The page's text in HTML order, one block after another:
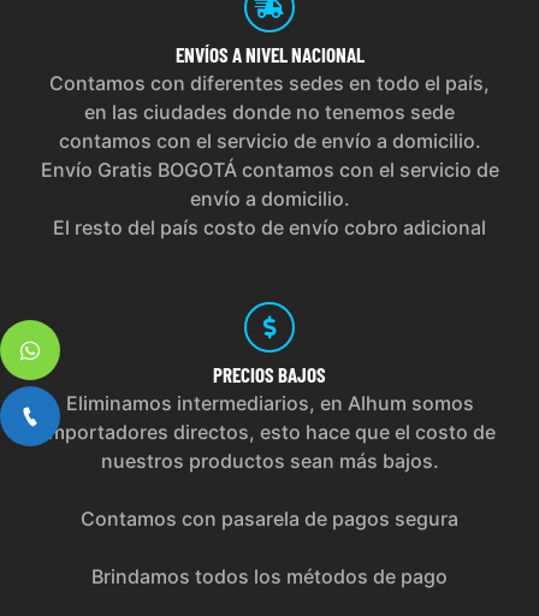
ENVÍOS A NIVEL NACIONAL
Contamos con diferentes sedes en todo el país,
en las ciudades donde no tenemos sede
contamos con el servicio de envío a domicilio.
Envío Gratis BOGOTÁ contamos con el servicio de
envío a domicilio.
El resto del país costo de envío cobro adicional
PRECIOS BAJOS
Eliminamos intermediarios, en Alhum somos
importadores directos, esto hace que el costo de
nuestros productos sean más bajos.
Contamos con pasarela de pagos segura
Brindamos todos los métodos de pago